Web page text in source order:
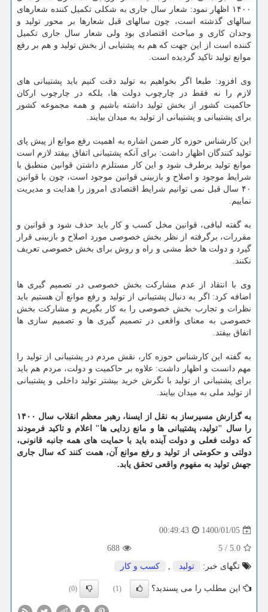
۱۴۰۰ اظهار نمود: شعار سال جاری به شکلی تکمیل کننده شعارهای
سالهای گذشته است، چون سالهای قبل شعارها بر محور تولید و
وجدان کاری و مباحث اقتصادی بود ولی شعار سال جاری تکمیل
کننده است از این جهت که هم به پشتیابی از بخش تولید و هم بر رفع
موانع تولید تاکید گردیده است.
وی افزود: طبعا اگر بخواهیم به تولید دقت کنیم باید پشتیبانی های
لازم را نه فقط در چارچوب دولت ها، بلکه در چارچوب ارکان
حاکمیت کشور از بخش تولید داشته باشیم و همه مجموعه کشور
برای پشتیبانی و پشتیبانی از تولید به میدان بیایند.
این کارشناس حوزه کار ضمن اشاره به اهمیت رفع موانع از پیش پای
تولید کنندگان اظهار داشت: برای آنکه پشتیبانی اتفاق بیفتد لازم است
موانع تولید برطرف شود و این کار مستلزم داشتن قوانین منطبق با
شرایط موجود و اصلاح و بازبینی قوانین موجود است، چون با قوانین
۴۰ سال قبل نمی توانیم شرایط اقتصادی امروز را هدایت و مدیریت
نماییم.
به گفته لبافی، قوانین مخل کسب و کار باید حذف شود و قوانین و
مقررات، برگرفته از نظر بخش خصوصی مورد اصلاح و بازبینی قرار
گیرد و دولت ها خط مشی و راه و روش برای بخش خصوصی تعریف
نکنند.
وی با انتقاد از عدم مشارکت بخش خصوصی در تصمیم گیری ها
اضافه کرد: اگر به دنبال پشتیبانی از تولید و رفع موانع آن هستیم باید
نظرات و تجارب بخش خصوصی را به کار بگیریم و مشارکت بخش
خصوصی به معنای واقعی در تصمیم گیری ها و تصمیم سازی ها
اتفاق بیفتد.
به گفته این کارشناس حوزه کار، نقش مردم در پشتیبانی از تولید را
مهم دانست و اظهار داشت: علاوه بر حاکمیت و دولت، مردم هم باید
برای پشتیبانی از تولید با نگرش خرید بیشتر تولید داخلی و پشتیبانی
از تولید ملی به میدان بیایند.
به گزارش مسیرساز به نقل از ایسنا، رهبر معظم انقلاب سال ۱۴۰۰
را سال "تولید، پشتیبانی ها و مانع زدایی ها" اعلام و تاکید فرمودند
که دولت فعلی و دولت آینده باید با حمایت های همه جانبه قانونی،
دولتی و حکومتی از تولید و رفع موانع آن، همت کنند که سال جاری
جهش تولید به مفهوم واقعی تحقق یابد.
1400/01/05
00:49:43
5.0
/
5
688
تگهای خبر:
تولید , كسب و كار
این مطلب را می پسندید؟ (1)
(0)